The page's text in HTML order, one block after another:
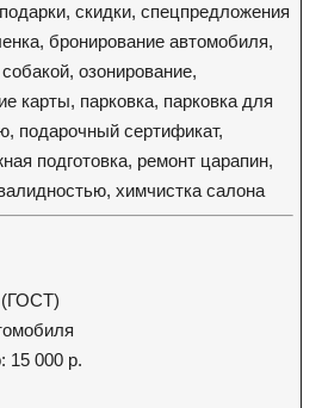
скидки, спецпредложения
бронирование автомобиля,
озонирование,
карты, парковка, парковка для
подарочный сертификат,
подготовка, ремонт царапин,
химчистка салона
(ГОСТ)
15 000 р.